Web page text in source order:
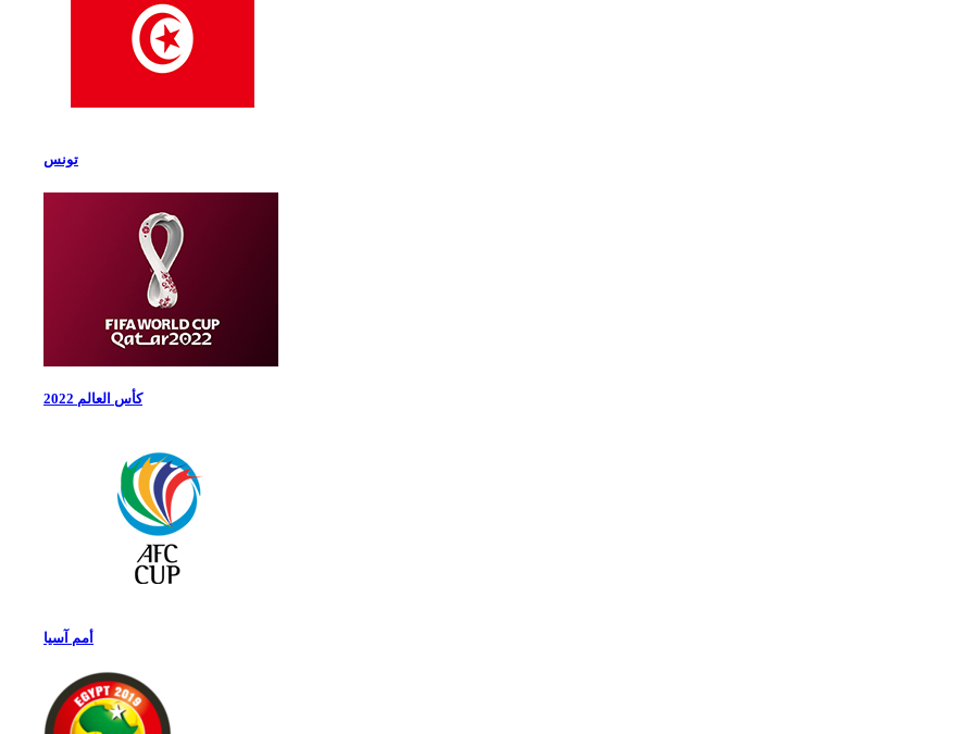
تونس
كأس العالم 2022
أمم آسيا